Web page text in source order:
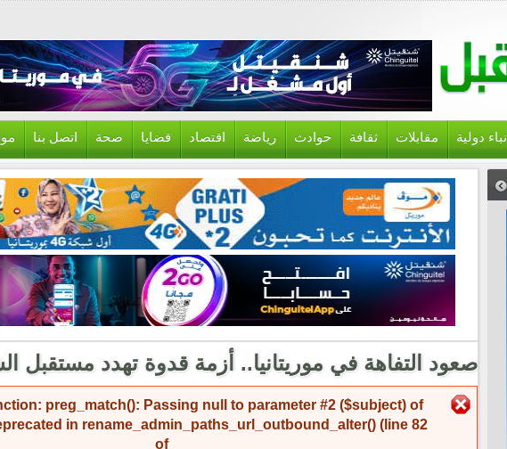
أنباء دولية مقابلات ثقافة حوادث رياضة اقتصاد قضايا صحة اتصل بنا
صعود التفاهة في موريتانيا.. أزمة قدوة تهدد مستقبل
رسالة الخطأ
: preg_match(): Passing null to parameter #2 ($subject) of
in rename_admin_paths_url_outbound_alter() (line 82
of